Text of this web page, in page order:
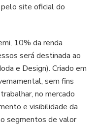
site oficial do
10% da renda
será destinada ao
e Design). Criado em
sem fins
no mercado
e visibilidade da
segmentos de valor